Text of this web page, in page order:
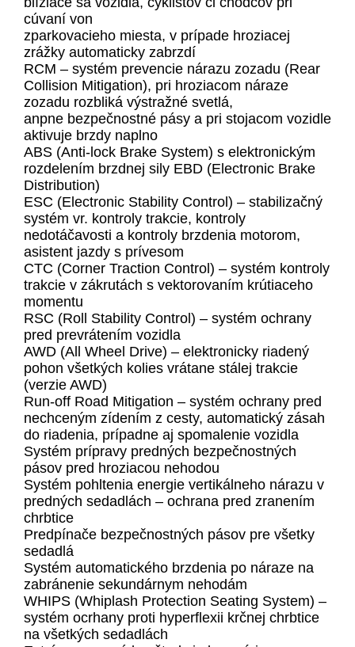
cúvaní von
zparkovacieho miesta, v prípade hroziacej
zrážky automaticky zabrzdí
RCM – systém prevencie nárazu zozadu (Rear
Collision Mitigation), pri hroziacom náraze
zozadu rozbliká výstražné svetlá,
anpne bezpečnostné pásy a pri stojacom vozidle
aktivuje brzdy naplno
ABS (Anti-lock Brake System) s elektronickým
rozdelením brzdnej sily EBD (Electronic Brake
Distribution)
ESC (Electronic Stability Control) – stabilizačný
systém vr. kontroly trakcie, kontroly
nedotáčavosti a kontroly brzdenia motorom,
asistent jazdy s prívesom
CTC (Corner Traction Control) – systém kontroly
trakcie v zákrutách s vektorovaním krútiaceho
momentu
RSC (Roll Stability Control) – systém ochrany
pred prevrátením vozidla
AWD (All Wheel Drive) – elektronicky riadený
pohon všetkých kolies vrátane stálej trakcie
(verzie AWD)
Run-off Road Mitigation – systém ochrany pred
nechceným zídením z cesty, automatický zásah
do riadenia, prípadne aj spomalenie vozidla
Systém prípravy predných bezpečnostných
pásov pred hroziacou nehodou
Systém pohltenia energie vertikálneho nárazu v
predných sedadlách – ochrana pred zranením
chrbtice
Predpínače bezpečnostných pásov pre všetky
sedadlá
Systém automatického brzdenia po náraze na
zabránenie sekundárnym nehodám
WHIPS (Whiplash Protection Seating System) –
systém ocrhany proti hyperflexii krčnej chrbtice
na všetkých sedadlách